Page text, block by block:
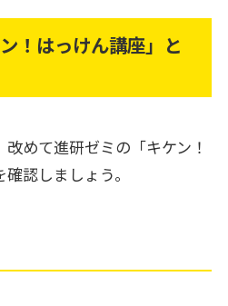
！はっけん講座」と
めて進研ゼミの「キケン！
認しましょう。